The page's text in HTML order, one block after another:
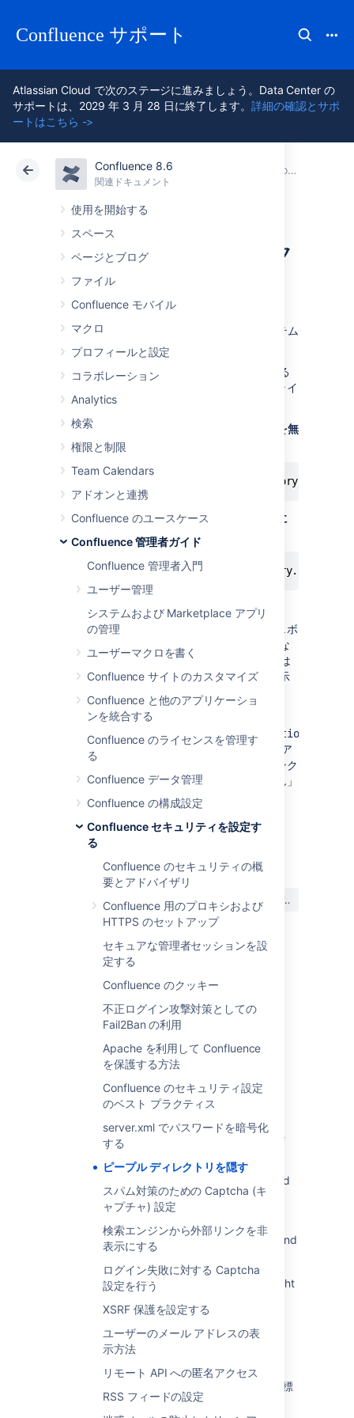
Confluence サポート
Atlassian Cloud で次のステージに進みましょう。Data Center の
サポートは、2029 年 3 月 28 日に終了します。詳細の確認とサポ
ートはこちら ->
Confluence 8.6
関連ドキュメント
使用を開始する
スペース
ページとブログ
ファイル
Confluence モバイル
マクロ
プロフィールと設定
コラボレーション
Analytics
検索
権限と制限
Team Calendars
アドオンと連携
Confluence のユースケース
Confluence 管理者ガイド
Confluence 管理者入門
ユーザー管理
システムおよび Marketplace アプリ
の管理
ユーザーマクロを書く
Confluence サイトのカスタマイズ
Confluence と他のアプリケーショ
ンを統合する
Confluence のライセンスを管理す
る
Confluence データ管理
Confluence の構成設定
Confluence セキュリティを設定す
る
Confluence のセキュリティの概
要とアドバイザリ
Confluence 用のプロキシおよび
HTTPS のセットアップ
セキュアな管理者セッションを設
定する
Confluence のクッキー
不正ログイン攻撃対策としての
Fail2Ban の利用
Apache を利用して Confluence
を保護する方法
Confluence のセキュリティ設定
のベスト プラクティス
server.xml でパスワードを暗号化
する
ピープル ディレクトリを隠す
スパム対策のための Captcha (キ
ャプチャ) 設定
検索エンジンから外部リンクを非
表示にする
ログイン失敗に対する Captcha
設定を行う
XSRF 保護を設定する
ユーザーのメール アドレスの表
示方法
リモート API への匿名アクセス
RSS フィードの設定
アトラシアン サポート 関連ドキュメント
Confluence セキュリティを設定する
クラウド Data Center 8.6
ピープル ディレク
トリを隠す
ユーザー ディレクトリ
には Confluence システム
内のすべてのユーザーのリスト
ユーザー ディレクトリを無効化する必要がある
場合、アプリケーションサーバーのコマンドライ
ンで次のシステムプロパティを設定します。
匿名ユーザーの
ユーザー ディレクトリを無
効化する
全ユーザー ディレクトリを無効化するに
-Dconfluence.disable.peopledirectory.all=true
この回避策により、全ユーザー向けのダッシュボ
ードにユーザー ディレクトリが表示されなくな
りますが、"ユーザー" ブレッドクラム リンクは
引き続きユーザー プロファイルの左上隅に表示
リンクは
<CONFLUENCE_INSTALL>/browsepeople.action
に移動します。Confluence 管理者は引き続きア
クセスできますが、エンドユーザーがこのリンク
にアクセスしようとすると「権限がありません」
というエラーが表示されます。
最終更新日: 2024 年 12 月 6 日
この内容はお役に立ちました
はい いいえ
関連コンテンツ
Prompt text entered in <PERSON_3>
characters for JSM Virtual Service Agent
automatically gets sent (Google Chrome)
International Characters in Notification Email
Question Mark
Text Style (formatting) options of rich text
fields shows in English though with Japanese
<PERSON_66> characters don't get rendered
when conversion sandbox enabled
Help center search with <PERSON_9>
characters does not fetch "Request forms" and
Knowledge base suggestion does not highlight
The email request received on Jira Service
Desk displays the content in a non-readable
GoogleおよびMicrosoft広告向けパートナー商標
に関するポリシー